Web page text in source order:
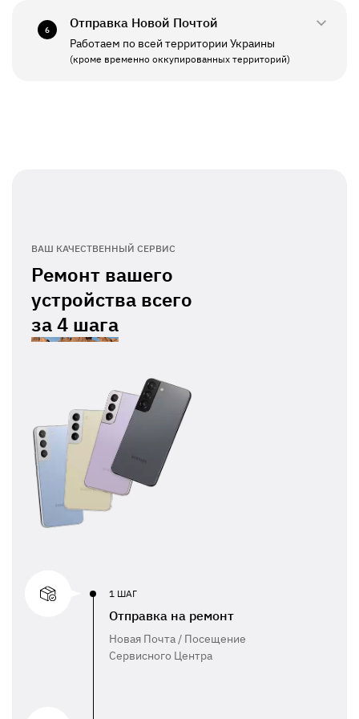
ПН - ПТ
11:00 - 19:00
Выходной
6 Отправка Новой Почтой
Работаем по всей территории Украины
(кроме временно оккупированных территорий)
ВАШ КАЧЕСТВЕННЫЙ СЕРВИС
Ремонт вашего
устройства всего
за4 шага
1 ШАГ
Отправка на ремонт
Новая Почта / Посещение
Сервисного Центра